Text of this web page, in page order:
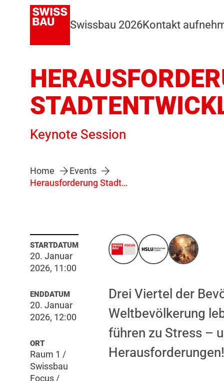
Swissbau 2026Kontakt
Keynote Session
Home
Events
Herausforderung Stadtentwicklung
STARTDATUM
20. Januar
2026, 11:00
ENDDATUM
20. Januar
2026, 12:00
ORT
Raum 1 /
Swissbau
Focus /
Drei Viertel der
Weltbevölkerung
führen zu Stress –
Herausforderungen!